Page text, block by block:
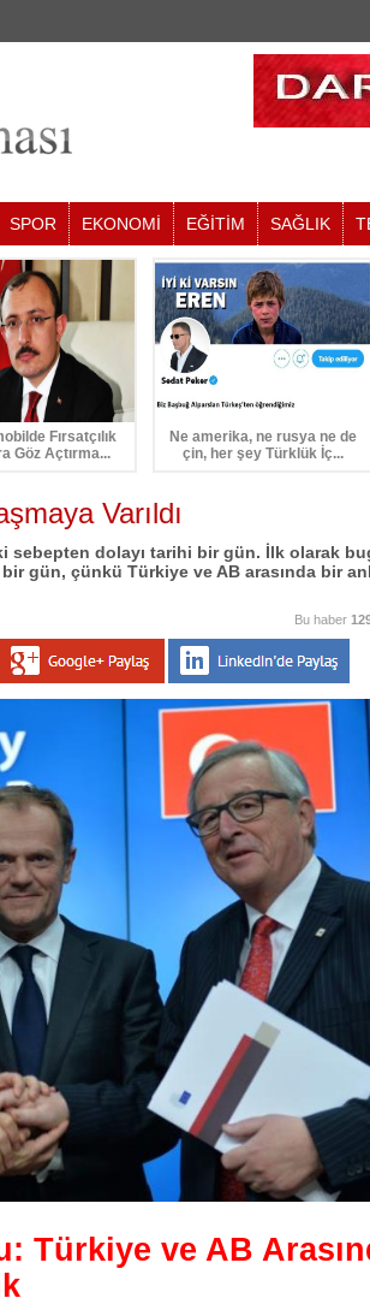
SPOR EKONOMİ EĞİTİM SAĞLIK
Fırsatçılık
Göz Açtırma...
Ne amerika, ne rusya ne de
çin, her şey Türklük İç...
Varıldı
sebepten dolayı tarihi bir gün. İlk olarak
gün, çünkü Türkiye ve AB arasında bir
Bu haber
Türkiye ve AB